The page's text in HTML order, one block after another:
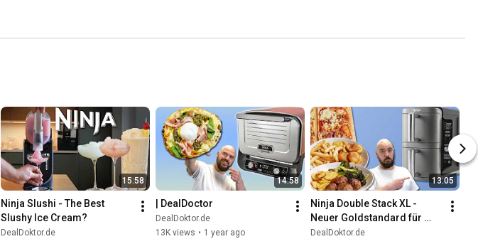
15:58
Ninja Slushi - The Best
Slushy Ice Cream?
DealDoktor.de
14:58
| DealDoctor
DealDoktor.de
13K views • 1 year ago
13:05
Ninja Double Stack XL -
Neuer Goldstandard für
Heißluftfritteusen?
DealDoktor.de